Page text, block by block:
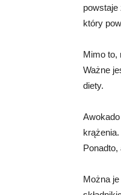
który
Mimo to,
Ważne
diety.
krążenia.
Ponadto,
Można